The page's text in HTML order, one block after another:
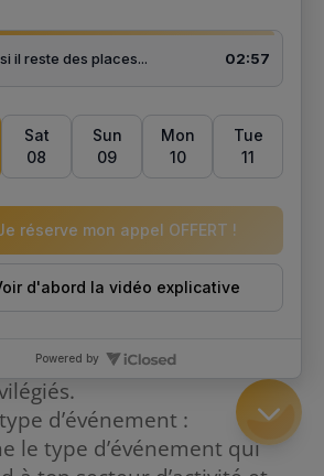
des événements
les clients fidèles ?
des événements
tes clients fidèles, tu
étapes :
clients les plus fidèles :
données de ton
de fidélité pour identifier
ont fait des achats
dépensé un montant
clients devraient être tes
d’événement :
le type d’événement qui